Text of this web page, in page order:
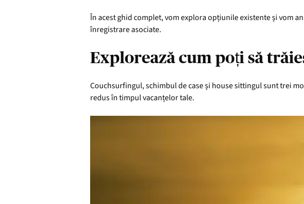
În acest ghid complet, vom explora opțiunile existente și vom
înregistrare asociate.
Explorează cum poți să
Couchsurfingul, schimbul de case și house sittingul sunt trei
redus în timpul vacanțelor tale.